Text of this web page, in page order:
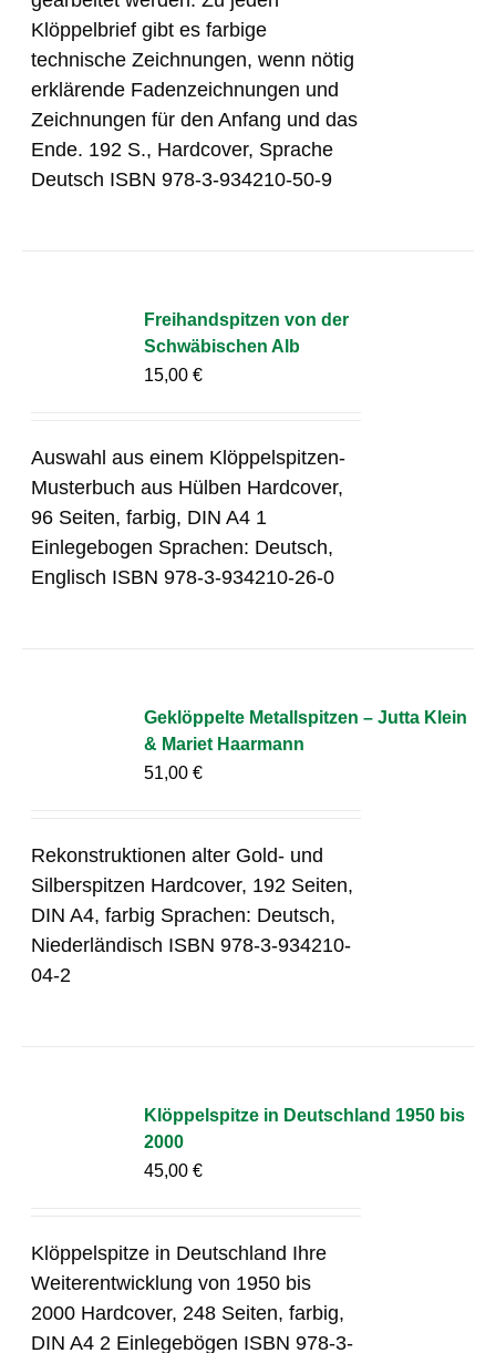
Klöppelbrief gibt es farbige
technische Zeichnungen, wenn nötig
erklärende Fadenzeichnungen und
Zeichnungen für den Anfang und das
Ende. 192 S., Hardcover, Sprache
Deutsch ISBN 978-3-934210-50-9
Freihandspitzen von der
Schwäbischen Alb
15,00€
Auswahl aus einem Klöppelspitzen-
Musterbuch aus Hülben Hardcover,
96 Seiten, farbig, DIN A4 1
Einlegebogen Sprachen: Deutsch,
Englisch ISBN 978-3-934210-26-0
Geklöppelte Metallspitzen – Jutta Klein
& Mariet Haarmann
51,00€
Rekonstruktionen alter Gold- und
Silberspitzen Hardcover, 192 Seiten,
DIN A4, farbig Sprachen: Deutsch,
Niederländisch ISBN 978-3-934210-
04-2
Klöppelspitze in Deutschland 1950 bis
2000
45,00€
Klöppelspitze in Deutschland Ihre
Weiterentwicklung von 1950 bis
2000 Hardcover, 248 Seiten, farbig,
DIN A4 2 Einlegebögen ISBN 978-3-